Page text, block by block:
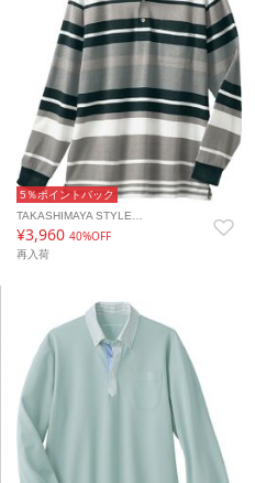
5％ポイントバック
TAKASHIMAYA STYLE…
¥3,96040%OFF
再入荷